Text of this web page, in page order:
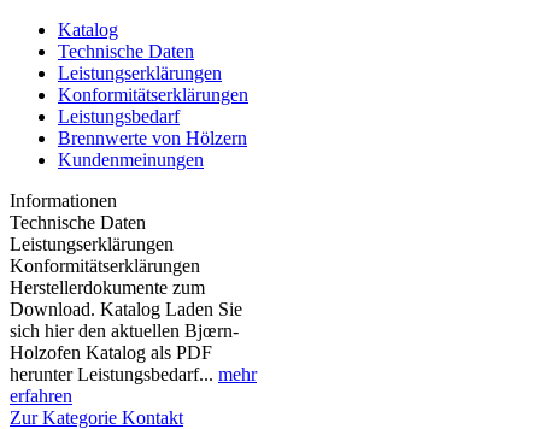
Katalog
Technische Daten
Leistungserklärungen
Konformitätserklärungen
Leistungsbedarf
Brennwerte von Hölzern
Kundenmeinungen
Informationen
Technische Daten
Leistungserklärungen
Konformitätserklärungen
Herstellerdokumente zum
Download. Katalog Laden Sie
sich hier den aktuellen Bjœrn-
Holzofen Katalog als PDF
herunter Leistungsbedarf... mehr
erfahren
Zur Kategorie Kontakt